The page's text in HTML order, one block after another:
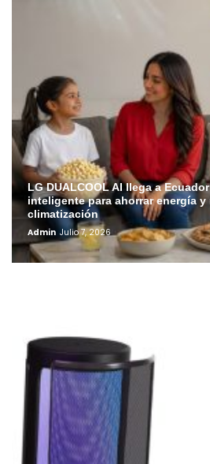
LG DUALCOOL AI llega a
inteligente para ahorrar energía y
climatización
Admin Julio 7, 2026